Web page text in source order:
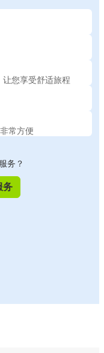
您享受舒适旅程
常方便
务？
务